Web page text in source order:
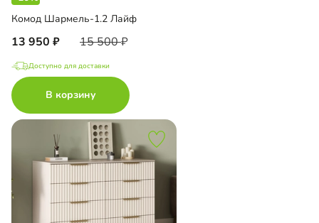
Комод Шармель-1.2 Лайф
13 950 15 500
Доступно для доставки
В корзину